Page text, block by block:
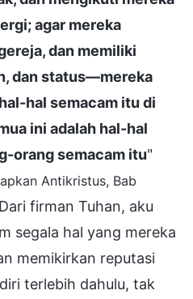
agar mereka
dan memiliki
dan status—mereka
hal semacam itu di
ini adalah hal-hal
orang semacam itu"
Antikristus, Bab
firman Tuhan, aku
segala hal yang mereka
memikirkan reputasi
terlebih dahulu, tak